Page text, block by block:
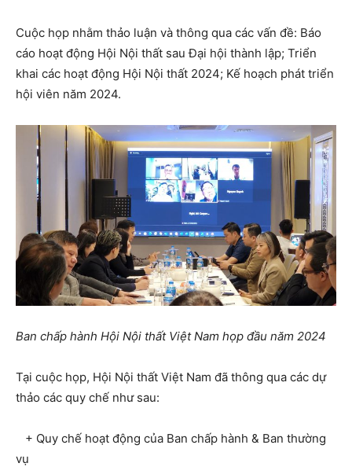
Cuộc họp nhằm thảo luận và thông qua các vấn đề: Báo
cáo hoạt động Hội Nội thất sau Đại hội thành lập; Triển
khai các hoạt động Hội Nội thất 2024; Kế hoạch phát triển
hội viên năm 2024.
Ban chấp hành Hội Nội thất Việt Nam họp đầu năm 2024
Tại cuộc họp, Hội Nội thất Việt Nam đã thông qua các dự
thảo các quy chế như sau:
+ Quy chế hoạt động của Ban chấp hành & Ban thường
vụ